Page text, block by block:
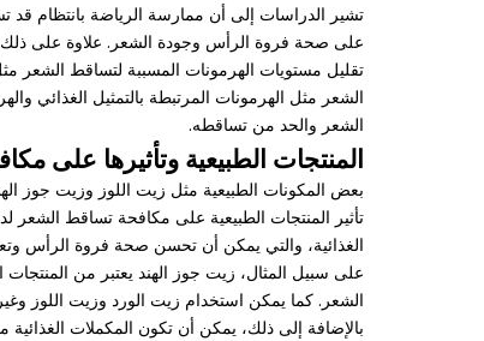
تشير الدراسات إلى أن ممارسة الرياضة بانتظام
على صحة فروة الرأس وجودة الشعر. علاوة على
تقليل مستويات الهرمونات المسببة لتساقط الشعر
الشعر مثل الهرمونات المرتبطة بالتمثيل الغذائي
الشعر والحد من تساقطه.
المنتجات الطبيعية وتأثيرها على
بعض المكونات الطبيعية مثل زيت اللوز وزيت جوز
تأثير المنتجات الطبيعية على مكافحة تساقط الشعر
الغذائية، والتي يمكن أن تحسن صحة فروة الرأس
على سبيل المثال، زيت جوز الهند يعتبر من
الشعر. كما يمكن استخدام زيت الورد وزيت اللوز
بالإضافة إلى ذلك، يمكن أن تكون المكملات الغذائية